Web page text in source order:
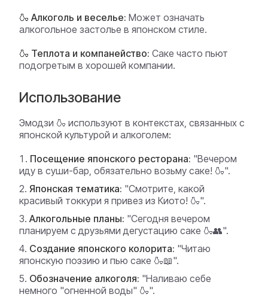
🍶 Алкоголь и веселье: Может означать
алкогольное застолье в японском стиле.
🍶 Теплота и компанейство: Саке часто пьют
подогретым в хорошей компании.
Использование
Эмодзи 🍶 используют в контекстах, связанных с
японской культурой и алкоголем:
Посещение японского ресторана: "Вечером
иду в суши-бар, обязательно возьму саке! 🍶".
Японская тематика: "Смотрите, какой
красивый токкури я привез из Киото! 🍶".
Алкогольные планы: "Сегодня вечером
планируем с друзьями дегустацию саке 🍶👥".
Создание японского колорита: "Читаю
японскую поэзию и пью саке 🍶📖".
Обозначение алкоголя: "Наливаю себе
немного "огненной воды" 🍶".